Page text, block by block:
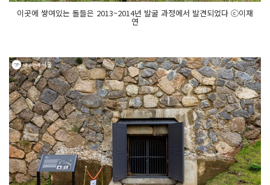
이곳에 쌓여있는 돌들은 2013~2014년 발굴 과정에서 발견되었다 ⓒ이재
연